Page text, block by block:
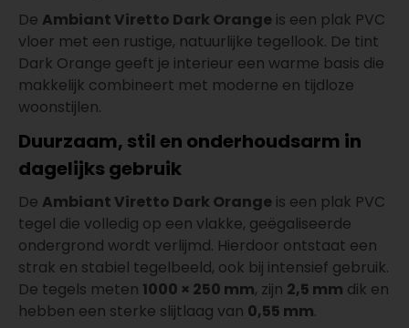
De Ambiant Viretto Dark Orange is een plak PVC
vloer met een rustige, natuurlijke tegellook. De tint
Dark Orange geeft je interieur een warme basis die
makkelijk combineert met moderne en tijdloze
woonstijlen.
Duurzaam, stil en onderhoudsarm in
dagelijks gebruik
De Ambiant Viretto Dark Orange is een plak PVC
tegel die volledig op een vlakke, geëgaliseerde
ondergrond wordt verlijmd. Hierdoor ontstaat een
strak en stabiel tegelbeeld, ook bij intensief gebruik.
De tegels meten 1000 × 250 mm, zijn 2,5 mm dik en
hebben een sterke slijtlaag van 0,55 mm.